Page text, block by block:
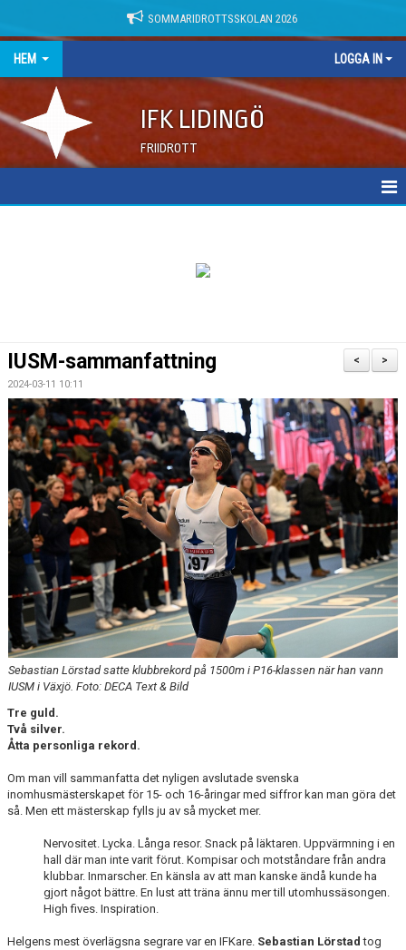
SOMMARIDROTTSSKOLAN 2026
HEM LOGGA IN
IFK LIDINGÖ
FRIIDROTT
>
<
IUSM-sammanfattning
2024-03-11 10:11
Sebastian Lörstad satte klubbrekord på 1500m i P16-klassen när han vann
IUSM i Växjö. Foto: DECA Text & Bild
Tre guld.
Två silver.
Åtta personliga rekord.
Om man vill sammanfatta det nyligen avslutade svenska
inomhusmästerskapet för 15- och 16-åringar med siffror kan man göra det
så. Men ett mästerskap fylls ju av så mycket mer.
Nervositet. Lycka. Långa resor. Snack på läktaren. Uppvärmning i en
hall där man inte varit förut. Kompisar och motståndare från andra
klubbar. Inmarscher. En känsla av att man kanske ändå kunde ha
gjort något bättre. En lust att träna ännu mer till utomhussäsongen.
High fives. Inspiration.
Helgens mest överlägsna segrare var en IFKare. Sebastian Lörstadtog